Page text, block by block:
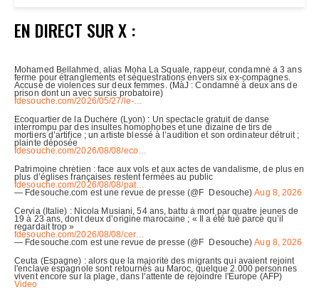
EN DIRECT SUR X :